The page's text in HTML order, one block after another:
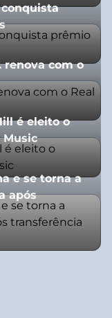
renova com o
é eleito o
e se torna a
após